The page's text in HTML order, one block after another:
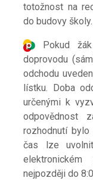
totožnost na
do budovy školy.
Pokud
doprovodu
odchodu
lístku. Doba
určenými k
odpovědnost
rozhodnutí
čas lze
elektronickém
nejpozději do